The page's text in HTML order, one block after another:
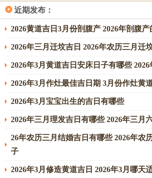
❂ 近期发布：
2026黄道吉日3月份剖腹产 2026年剖腹产
2026年三月迁坟吉日 2026年农历三月迁
2026年3月黄道吉日安床日子有哪些
2026年3月作灶最佳吉日期 3月份作灶黄
2026年3月宝宝出生的吉日有哪些
2026年三月理发吉日有哪些 2026年三月
26年农历三月结婚吉日有哪些 2026年农
子
2026年3月修造黄道吉日 2026年3月哪天